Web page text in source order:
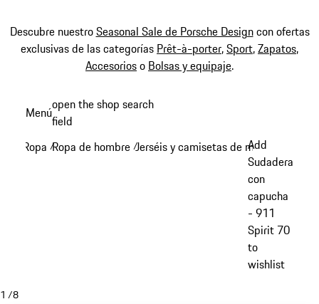
Descubre nuestroSeasonal Sale de Porsche Designcon ofertas
exclusivas de las categorías Prêt-à-porter,Sport,Zapatos,
Accesorioso Bolsas y equipaje.
principal
Menúopen the shop search
field
Ropa /Ropa de hombre /Jerséis y camisetas de manga larga
Add
Sudadera
con
capucha
- 911
Spirit 70
to
wishlist
1 /8